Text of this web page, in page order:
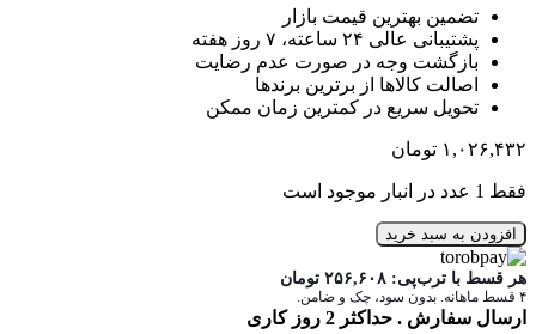
تضمین بهترین قیمت بازار
پشتیبانی عالی ۲۴ ساعته، ۷ روز هفته
بازگشت وجه در صورت عدم رضایت
اصالت کالاها از برترین برندها
تحویل سریع در کمترین زمان ممکن
۱,۰۲۶,۴۳۲ تومان
فقط 1 عدد در انبار موجود است
افزودن به سبد خرید
هر قسط با ترب‌پی: ۲۵۶,۶۰۸ تومان
۴ قسط ماهانه. بدون سود، چک و ضامن.
ارسال سفارش . حداکثر 2 روز کاری